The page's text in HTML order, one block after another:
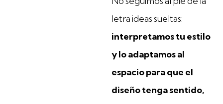
letra ideas sueltas:
interpretamos tu estilo
y lo adaptamos al
espacio para que el
diseño tenga sentido,